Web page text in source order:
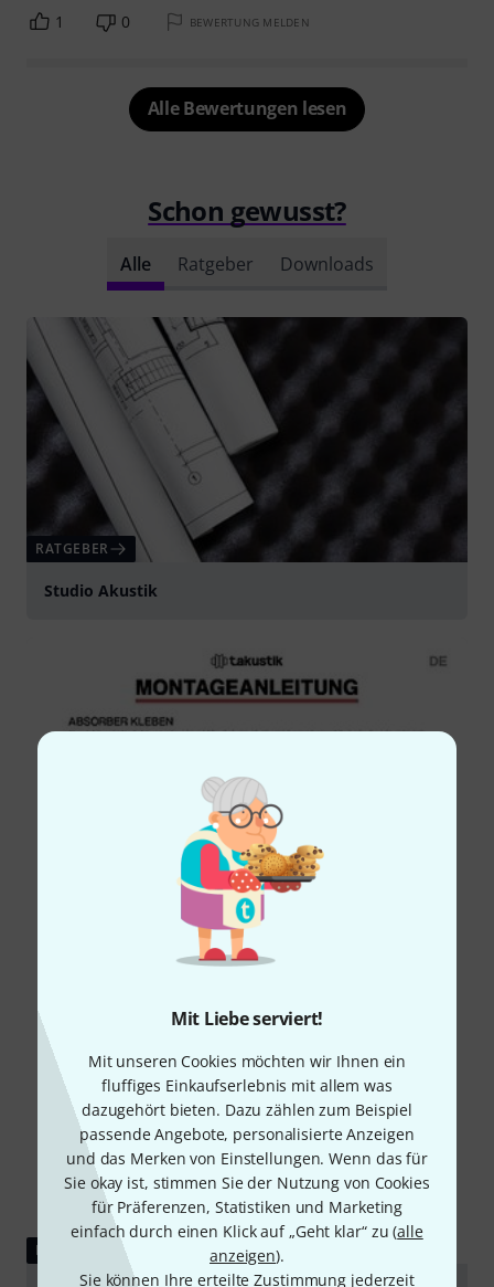
Mit Liebe serviert!
Mit unseren Cookies möchten wir Ihnen ein
fluffiges Einkaufserlebnis mit allem was
dazugehört bieten. Dazu zählen zum Beispiel
passende Angebote, personalisierte Anzeigen
und das Merken von Einstellungen. Wenn das für
Sie okay ist, stimmen Sie der Nutzung von Cookies
für Präferenzen, Statistiken und Marketing
einfach durch einen Klick auf „Geht klar“ zu (alle
anzeigen).
Sie können Ihre erteilte Zustimmung jederzeit
1 0 BEWERTUNG MELDEN
Alle Bewertungen lesen
Schon gewusst?
Alle Ratgeber Downloads
RATGEBER
Studio Akustik
DOWNLOAD